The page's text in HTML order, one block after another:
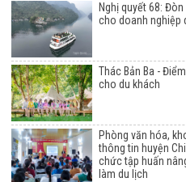
Nghị quyết 68:
cho doanh nghiệp
Thác Bản Ba -
cho du khách
Phòng văn hóa,
thông tin huyện
chức tập huấn
làm du lịch